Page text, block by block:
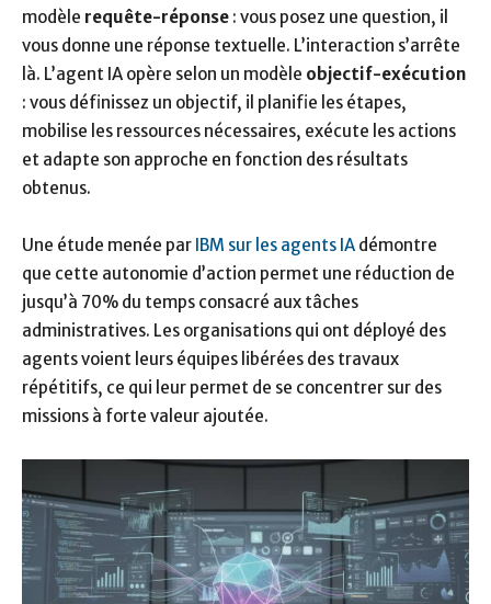
modèle requête-réponse : vous posez une question, il
vous donne une réponse textuelle. L’interaction s’arrête
là. L’agent IA opère selon un modèle objectif-exécution
: vous définissez un objectif, il planifie les étapes,
mobilise les ressources nécessaires, exécute les actions
et adapte son approche en fonction des résultats
obtenus.
Une étude menée par IBM sur les agents IA démontre
que cette autonomie d’action permet une réduction de
jusqu’à 70% du temps consacré aux tâches
administratives. Les organisations qui ont déployé des
agents voient leurs équipes libérées des travaux
répétitifs, ce qui leur permet de se concentrer sur des
missions à forte valeur ajoutée.